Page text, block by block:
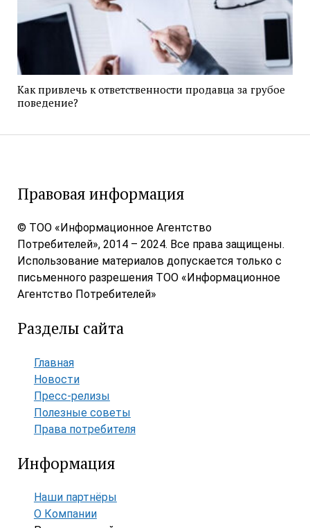
Как привлечь к ответственности продавца за грубое
поведение?
Правовая информация
© ТОО «Информационное Агентство
Потребителей», 2014 – 2024. Все права защищены.
Использование материалов допускается только с
письменного разрешения ТОО «Информационное
Агентство Потребителей»
Разделы сайта
Главная
Новости
Пресс-релизы
Полезные советы
Права потребителя
Информация
Наши партнёры
О Компании